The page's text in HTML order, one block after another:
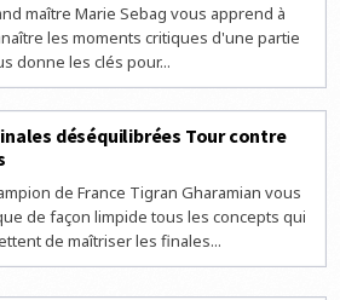
maître Marie Sebag vous apprend à
les moments critiques d'une partie
donne les clés pour...
déséquilibrées Tour contre
de France Tigran Gharamian vous
de façon limpide tous les concepts qui
de maîtriser les finales...